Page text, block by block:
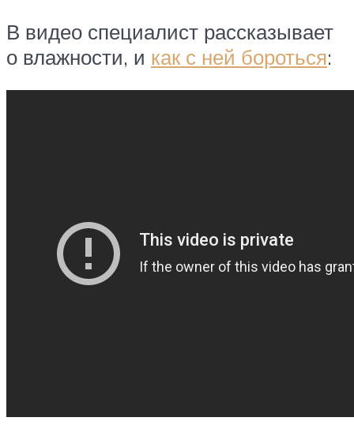
В видео специалист рассказывает
о влажности, и как с ней бороться: